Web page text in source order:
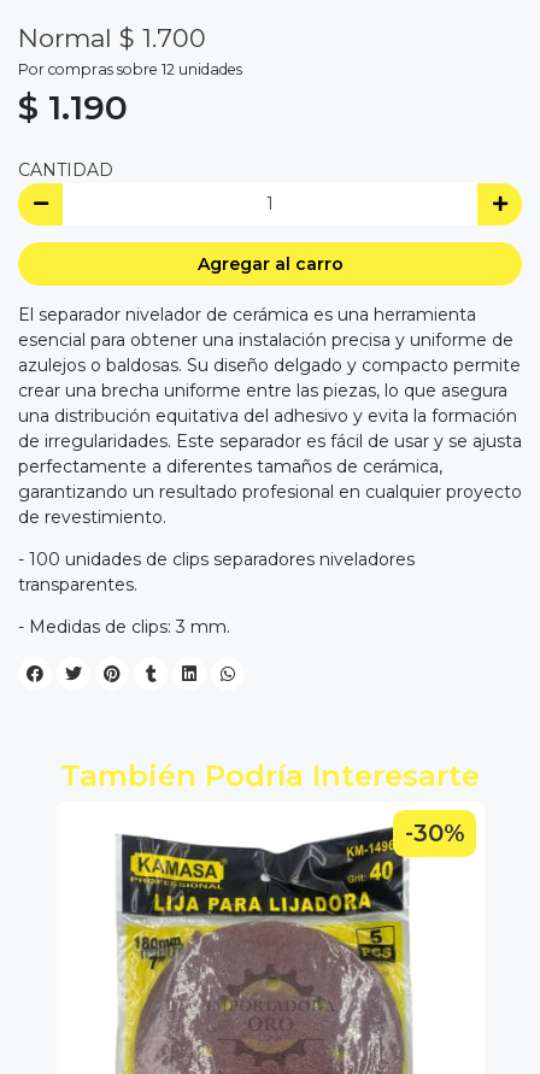
Normal $ 1.700
Por compras sobre 12 unidades
$ 1.190
CANTIDAD
Agregar al carro
El separador nivelador de cerámica es una herramienta
esencial para obtener una instalación precisa y uniforme de
azulejos o baldosas. Su diseño delgado y compacto permite
crear una brecha uniforme entre las piezas, lo que asegura
una distribución equitativa del adhesivo y evita la formación
de irregularidades. Este separador es fácil de usar y se ajusta
perfectamente a diferentes tamaños de cerámica,
garantizando un resultado profesional en cualquier proyecto
de revestimiento.
- 100 unidades de clips separadores niveladores
transparentes.
- Medidas de clips: 3 mm.
También Podría Interesarte
-30%